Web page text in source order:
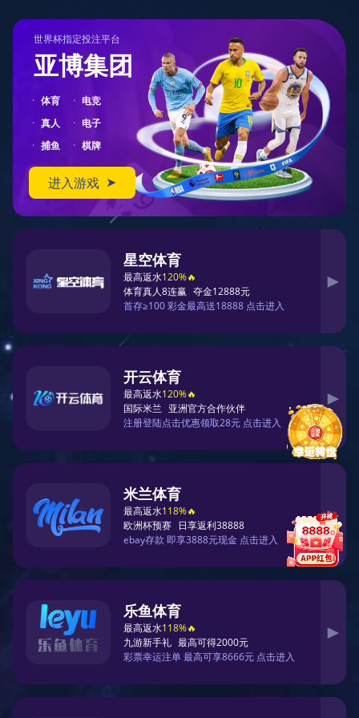
404
您在访问另一个平行宇宙中的页面
对不起，您要访问的页面可能跑到了另一个平行宇宙中。
您可以先返回首页
返回首页